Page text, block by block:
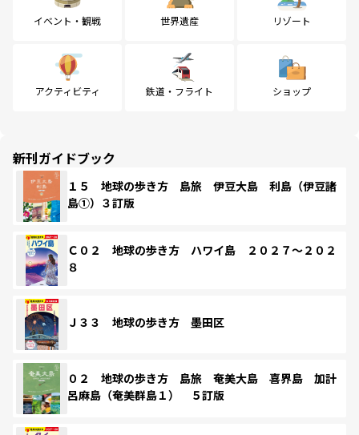
イベント・観戦 世界遺産 リゾート
アクティビティ 鉄道・フライト ショップ
新刊ガイドブック
１５ 地球の歩き方 島旅 伊豆大島 利島（伊豆諸
島①）３訂版
Ｃ０２ 地球の歩き方 ハワイ島 ２０２７～２０２
８
Ｊ３３ 地球の歩き方 墨田区
０２ 地球の歩き方 島旅 奄美大島 喜界島 加計
呂麻島（奄美群島１） ５訂版